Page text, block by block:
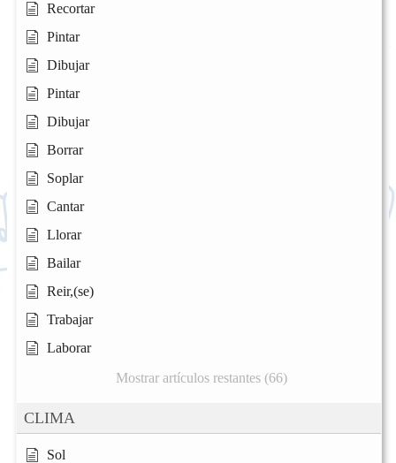
Recortar
Pintar
Dibujar
Pintar
Dibujar
Borrar
Soplar
Cantar
Llorar
Bailar
Reir,(se)
Trabajar
Laborar
Mostrar artículos restantes (66)
CLIMA
Sol